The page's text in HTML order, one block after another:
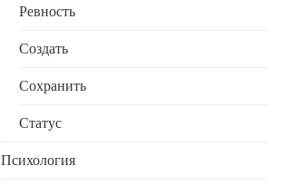
Ревность
Создать
Сохранить
Статус
Психология